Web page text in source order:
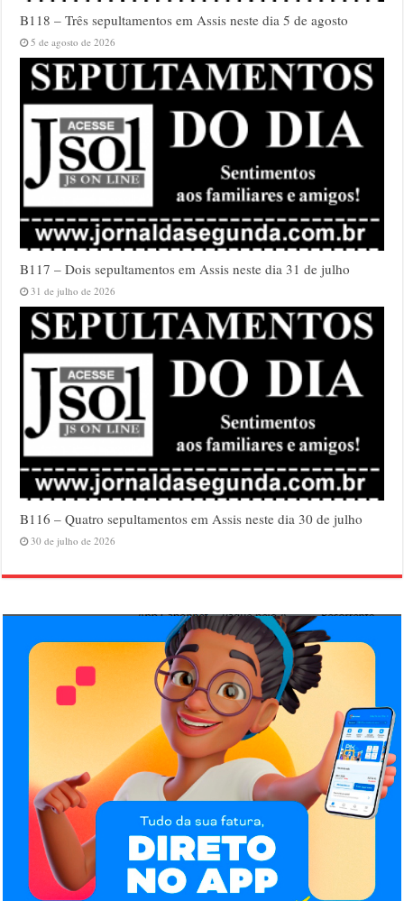
B118 – Três sepultamentos em Assis neste dia 5 de agosto
5 de agosto de 2026
B117 – Dois sepultamentos em Assis neste dia 31 de julho
31 de julho de 2026
B116 – Quatro sepultamentos em Assis neste dia 30 de julho
30 de julho de 2026